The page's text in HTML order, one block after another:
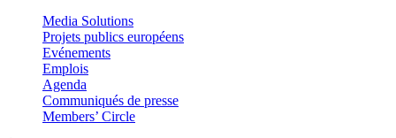
Media Solutions
Projets publics européens
Evénements
Emplois
Agenda
Communiqués de presse
Members’ Circle